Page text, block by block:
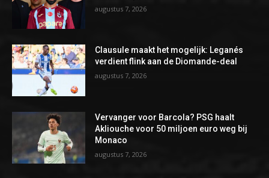
augustus 7, 2026
Clausule maakt het mogelijk: Leganés
verdient flink aan de Diomande-deal
augustus 7, 2026
Vervanger voor Barcola? PSG haalt
Akliouche voor 50 miljoen euro weg bij
Monaco
augustus 7, 2026